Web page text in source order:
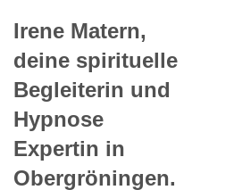
Irene Matern,
deine spirituelle
Begleiterin und
Hypnose
Expertin in
Obergröningen.